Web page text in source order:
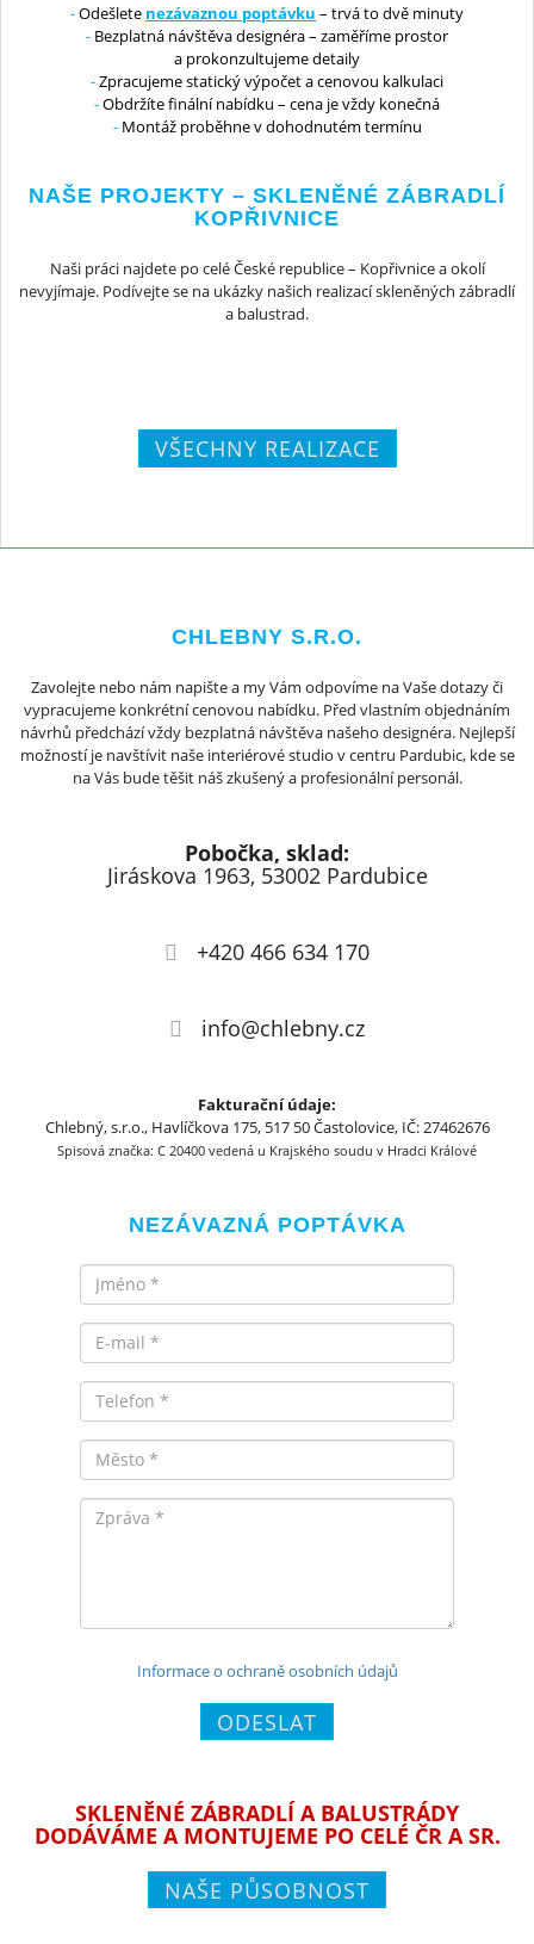
Odešlete nezávaznou poptávku – trvá to dvě minuty
Bezplatná návštěva designéra – zaměříme prostor
a prokonzultujeme detaily
Zpracujeme statický výpočet a cenovou kalkulaci
Obdržíte finální nabídku – cena je vždy konečná
Montáž proběhne v dohodnutém termínu
NAŠE PROJEKTY – SKLENĚNÉ ZÁBRADLÍ
KOPŘIVNICE
Naši práci najdete po celé České republice – Kopřivnice a okolí
nevyjímaje. Podívejte se na ukázky našich realizací skleněných zábradlí
a balustrad.
VŠECHNY REALIZACE
CHLEBNY S.R.O.
Zavolejte nebo nám napište a my Vám odpovíme na Vaše dotazy či
vypracujeme konkrétní cenovou nabídku. Před vlastním objednáním
návrhů předchází vždy bezplatná návštěva našeho designéra. Nejlepší
možností je navštívit naše interiérové studio v centru Pardubic, kde se
na Vás bude těšit náš zkušený a profesionální personál.
Pobočka, sklad:
Jiráskova 1963, 53002 Pardubice
+420 466 634 170
info@chlebny.cz
Fakturační údaje:
Chlebný, s.r.o., Havlíčkova 175, 517 50 Častolovice, IČ: 27462676
Spisová značka: C 20400 vedená u Krajského soudu v Hradci Králové
NEZÁVAZNÁ POPTÁVKA
Informace o ochraně osobních údajů
ODESLAT
SKLENĚNÉ ZÁBRADLÍ A BALUSTRÁDY
DODÁVÁME A MONTUJEME PO CELÉ ČR A SR.
NAŠE PŮSOBNOST